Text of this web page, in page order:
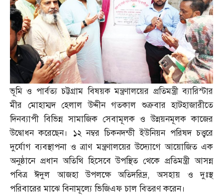
ভূমি ও পার্বত্য চট্টগ্রাম বিষয়ক মন্ত্রণালয়ের প্রতিমন্ত্রী ব্যারিস্টার
মীর মোহাম্মদ হেলাল উদ্দীন গতকাল শুক্রবার হাটহাজারীতে
দিনব্যাপী বিভিন্ন সামাজিক সেবামূলক ও উন্নয়নমূলক কাজের
উদ্বোধন করেছেন। ১২ নম্বর চিকনদন্ডী ইউনিয়ন পরিষদ চত্ত্বরে
দুর্যোগ ব্যবস্থাপনা ও ত্রাণ মন্ত্রণালয়ের উদ্যোগে আয়োজিত এক
অনুষ্ঠানে প্রধান অতিথি হিসেবে উপস্থিত থেকে প্রতিমন্ত্রী আসন্ন
পবিত্র ঈদুল আজহা উপলক্ষে অতিদরিদ্র,অসহায় ও দুঃস্থ
পরিবারের মাঝে বিনামূল্যে ভিজিএফ চাল বিতরণ করেন।